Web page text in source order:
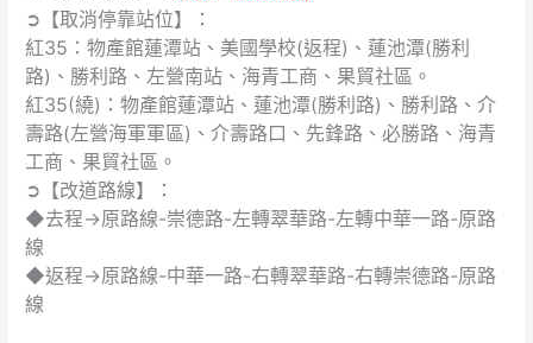
➲【取消停靠站位】：
紅35：物產館蓮潭站、美國學校(返程)、蓮池潭(勝利
路)、勝利路、左營南站、海青工商、果貿社區。
紅35(繞)：物產館蓮潭站、蓮池潭(勝利路)、勝利路、介
壽路(左營海軍軍區)、介壽路口、先鋒路、必勝路、海青
工商、果貿社區。
➲【改道路線】：
◆去程→原路線-崇德路-左轉翠華路-左轉中華一路-原路
線
◆返程→原路線-中華一路-右轉翠華路-右轉崇德路-原路
線